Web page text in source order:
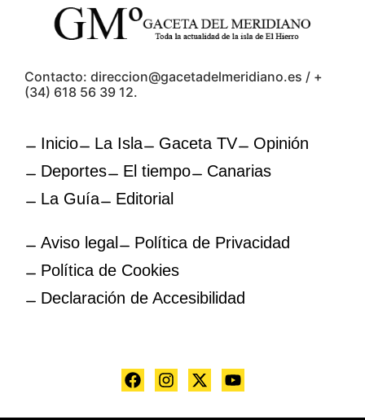
Contacto: direccion@gacetadelmeridiano.es / +
(34) 618 56 39 12.
Inicio La Isla Gaceta TV
Opinión
Deportes
El tiempo
Canarias
La Guía
Editorial
Aviso legal
Política de Privacidad
Política de Cookies
Declaración de Accesibilidad